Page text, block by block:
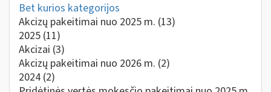
Bet kurios kategorijos
Akcizų pakeitimai nuo 2025 m. (13)
2025 (11)
Akcizai (3)
Akcizų pakeitimai nuo 2026 m. (2)
2024 (2)